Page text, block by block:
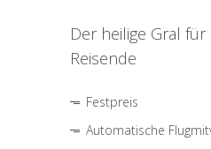
Der heilige Gral
Reisende
Festpreis
Automatische